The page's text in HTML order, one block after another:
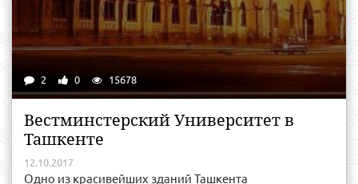
2 0 15678
Вестминстерский Университет в
Ташкенте
12.10.2017
Одно из красивейших зданий Ташкента